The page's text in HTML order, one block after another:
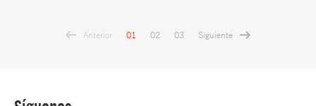
Anterior 01 02 03 Siguiente